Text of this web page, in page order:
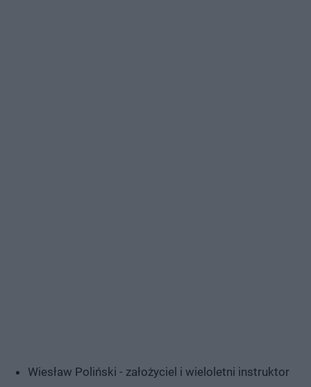
Wiesław Poliński - założyciel i wieloletni instruktor